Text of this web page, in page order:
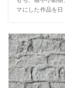
マにした作品を日